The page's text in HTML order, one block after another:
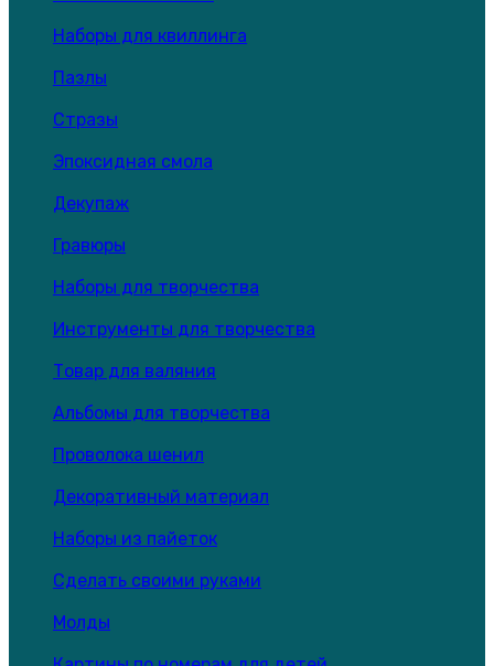
Наборы для квиллинга
Пазлы
Стразы
Эпоксидная смола
Декупаж
Гравюры
Наборы для творчества
Инструменты для творчества
Товар для валяния
Альбомы для творчества
Проволока шенил
Декоративный материал
Наборы из пайеток
Сделать своими руками
Молды